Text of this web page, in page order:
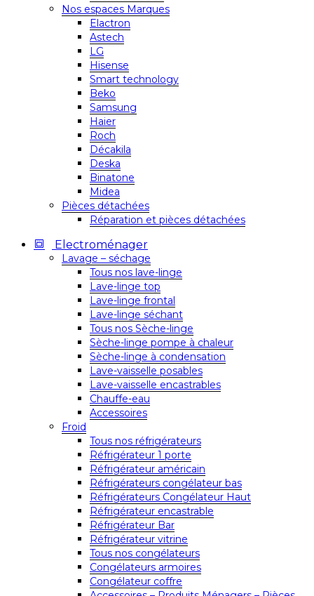
Nos espaces Marques
Elactron
Astech
LG
Hisense
Smart technology
Beko
Samsung
Haier
Roch
Décakila
Deska
Binatone
Midea
Pièces détachées
Réparation et pièces détachées
Electroménager
Lavage – séchage
Tous nos lave-linge
Lave-linge top
Lave-linge frontal
Lave-linge séchant
Tous nos Sèche-linge
Sèche-linge pompe à chaleur
Sèche-linge à condensation
Lave-vaisselle posables
Lave-vaisselle encastrables
Chauffe-eau
Accessoires
Froid
Tous nos réfrigérateurs
Réfrigérateur 1 porte
Réfrigérateur américain
Réfrigérateurs congélateur bas
Réfrigérateurs Congélateur Haut
Réfrigérateur encastrable
Réfrigérateur Bar
Réfrigérateur vitrine
Tous nos congélateurs
Congélateurs armoires
Congélateur coffre